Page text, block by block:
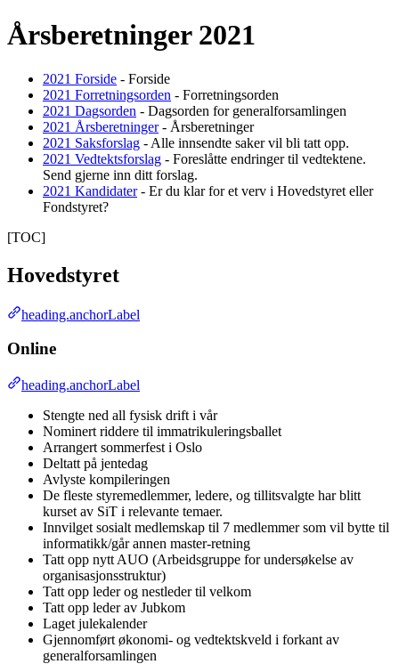
Årsberetninger 2021
2021 Forside - Forside
2021 Forretningsorden - Forretningsorden
2021 Dagsorden - Dagsorden for generalforsamlingen
2021 Årsberetninger- Årsberetninger
2021 Saksforslag - Alle innsendte saker vil bli tatt opp.
2021 Vedtektsforslag - Foreslåtte endringer til vedtektene.
Send gjerne inn ditt forslag.
2021 Kandidater- Er du klar for et verv i Hovedstyret eller
Fondstyret?
[TOC]
Hovedstyret
heading.anchorLabel
Online
heading.anchorLabel
Stengte ned all fysisk drift i vår
Nominert riddere til immatrikuleringsballet
Arrangert sommerfest i Oslo
Deltatt på jentedag
Avlyste kompileringen
De fleste styremedlemmer, ledere, og tillitsvalgte har blitt
kurset av SiT i relevante temaer.
Innvilget sosialt medlemskap til 7 medlemmer som vil bytte til
informatikk/går annen master-retning
Tatt opp nytt AUO (Arbeidsgruppe for undersøkelse av
organisasjonsstruktur)
Tatt opp leder og nestleder til velkom
Tatt opp leder av Jubkom
Laget julekalender
Gjennomført økonomi- og vedtektskveld i forkant av
generalforsamlingen